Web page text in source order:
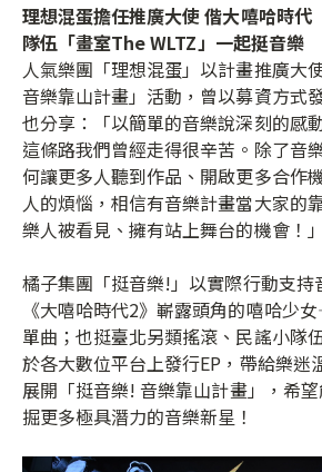
理想混蛋擔任推廣大使 偕大嘻哈時代
隊伍「畫室The WLTZ」一起挺音樂
人氣樂團「理想混蛋」以計畫推廣大
音樂靠山計畫」活動，曾以募資方式
也分享：「以簡單的音樂說深刻的感
這條路我們曾經走得很辛苦。除了音
何讓更多人聽到作品、開啟更多合作
人的煩惱，相信有音樂計畫當大家的
樂人被看見、擁有站上舞台的機會！」
橘子集團「挺音樂!」以實際行動支持
《大嘻哈時代2》嶄露頭角的嘻哈少
單曲；也挺臺北另類搖滾、民謠小隊
於各大數位平台上發行EP，帶給樂迷
展開「挺音樂! 音樂靠山計畫」，希
掘更多極具潛力的音樂新星！